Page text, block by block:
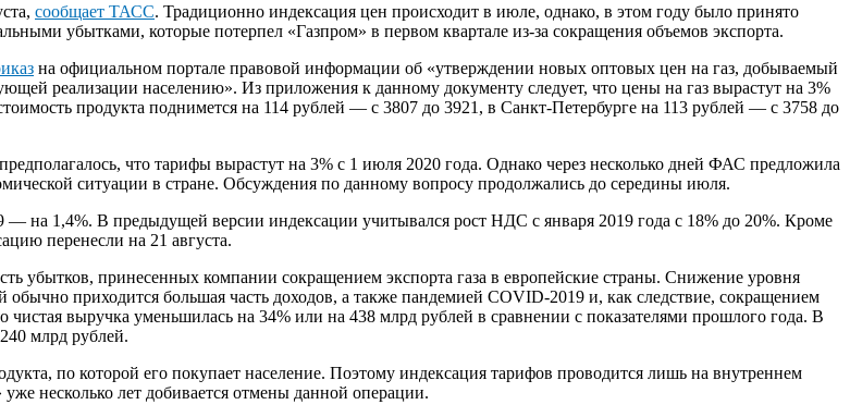
сообщает ТАСС. Традиционно индексация цен происходит в июле, однако, в этом году было принято
убытками, которые потерпел «Газпром» в первом квартале из-за сокращения объемов экспорта.
на официальном портале правовой информации об «утверждении новых оптовых цен на газ, добываемый
реализации населению». Из приложения к данному документу следует, что цены на газ вырастут на 3%
продукта поднимется на 114 рублей — с 3807 до 3921, в Санкт-Петербурге на 113 рублей — с 3758 до
что тарифы вырастут на 3% с 1 июля 2020 года. Однако через несколько дней ФАС предложила
ситуации в стране. Обсуждения по данному вопросу продолжались до середины июля.
— на 1,4%. В предыдущей версии индексации учитывался рост НДС с января 2019 года с 18% до 20%. Кроме
перенесли на 21 августа.
убытков, принесенных компании сокращением экспорта газа в европейские страны. Снижение уровня
приходится большая часть доходов, а также пандемией COVID-2019 и, как следствие, сокращением
чистая выручка уменьшилась на 34% или на 438 млрд рублей в сравнении с показателями прошлого года. В
млрд рублей.
по которой его покупает население. Поэтому индексация тарифов проводится лишь на внутреннем
несколько лет добивается отмены данной операции.